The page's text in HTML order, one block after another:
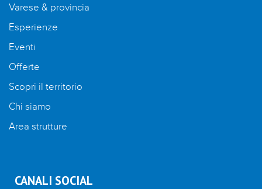
Varese & provincia
Esperienze
Eventi
Offerte
Scopri il territorio
Chi siamo
Area strutture
CANALI SOCIAL